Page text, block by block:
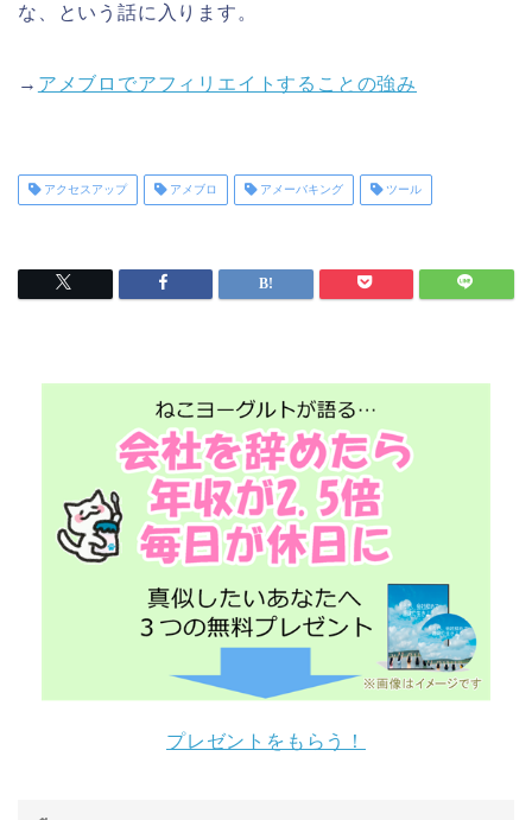
な、という話に入ります。
→ アメブロでアフィリエイトすることの強み
アクセスアップ アメブロ アメーバキング ツール
プレゼントをもらう！